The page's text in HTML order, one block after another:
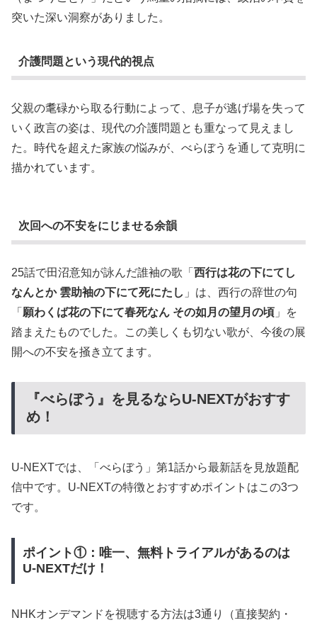
突いた深い洞察がありました。
介護問題という現代的視点
父親の耄碌から取る行動によって、息子が逃げ場を失って
いく政言の姿は、現代の介護問題とも重なって見えまし
た。時代を超えた家族の悩みが、べらぼうを通して克明に
描かれています。
次回への不安をにじませる余韻
25話で田沼意知が詠んだ誰袖の歌「 西行は花の下にてし
なんとか 雲助袖の下にて死にたし 」は、西行の辞世の句
「 願わくば花の下にて春死なん その如月の望月の頃 」を
踏まえたものでした。この美しくも切ない歌が、今後の展
開への不安を掻き立てます。
『べらぼう』を見るならU-NEXTがおすす
め！
U-NEXTでは、「べらぼう」第1話から最新話を見放題配
信中です。U-NEXTの特徴とおすすめポイントはこの3つ
です。
ポイント①：唯一、無料トライアルがあるのは
U-NEXTだけ！
NHKオンデマンドを視聴する方法は3通り（直接契約・